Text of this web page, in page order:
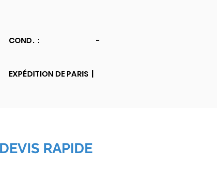
COND. : -
EXPÉDITION DE PARIS |
RAPIDE